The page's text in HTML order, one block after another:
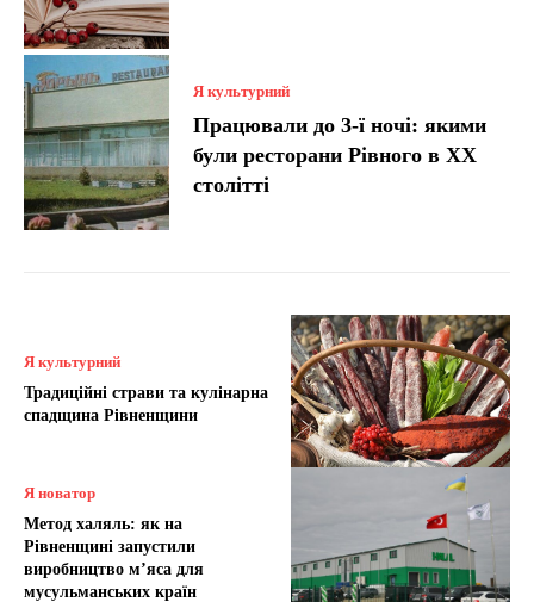
Я культурний
Працювали до 3-ї ночі: якими
були ресторани Рівного в XX
столітті
Я культурний
Традиційні страви та кулінарна
спадщина Рівненщини
Я новатор
Метод халяль: як на
Рівненщині запустили
виробництво м’яса для
мусульманських країн